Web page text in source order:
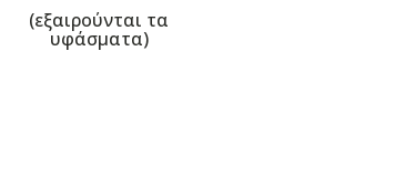
(εξαιρούνται τα
υφάσματα)